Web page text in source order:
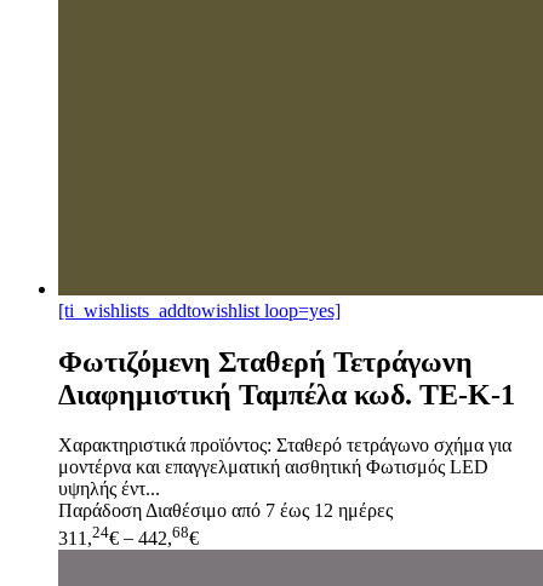
[ti_wishlists_addtowishlist loop=yes]
Φωτιζόμενη Σταθερή Τετράγωνη
Διαφημιστική Ταμπέλα κωδ. TE-K-1
Χαρακτηριστικά προϊόντος: Σταθερό τετράγωνο σχήμα για
μοντέρνα και επαγγελματική αισθητική Φωτισμός LED
υψηλής έντ...
ΠαράδοσηΔιαθέσιμο από 7 έως 12 ημέρες
311,24€ – 442,68€